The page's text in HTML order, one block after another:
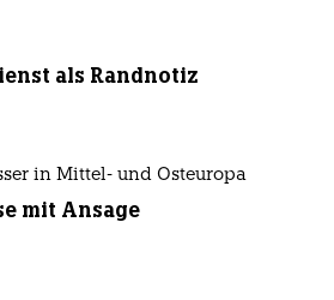
als Randnotiz
in Mittel- und Osteuropa
mit Ansage